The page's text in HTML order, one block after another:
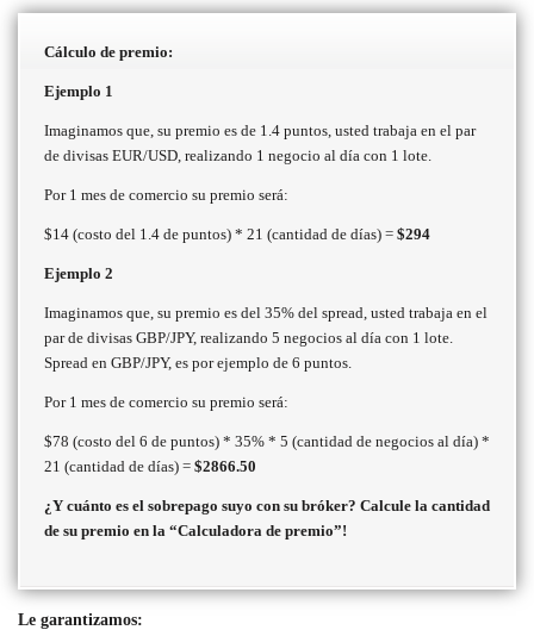
Cálculo de premio:
Ejemplo 1
Imaginamos que, su premio es de 1.4 puntos, usted trabaja en el par
de divisas EUR/USD, realizando 1 negocio al día con 1 lote.
Por 1 mes de comercio su premio será:
$14 (costo del 1.4 de puntos) * 21 (cantidad de días) = $294
Ejemplo 2
Imaginamos que, su premio es del 35% del spread, usted trabaja en el
par de divisas GBP/JPY, realizando 5 negocios al día con 1 lote.
Spread en GBP/JPY, es por ejemplo de 6 puntos.
Por 1 mes de comercio su premio será:
$78 (costo del 6 de puntos) * 35% * 5 (cantidad de negocios al día) *
21 (cantidad de días) = $2866.50
¿Y cuánto es el sobrepago suyo con su bróker? Calcule la cantidad
de su premio en la “Calculadora de premio”!
Le garantizamos: